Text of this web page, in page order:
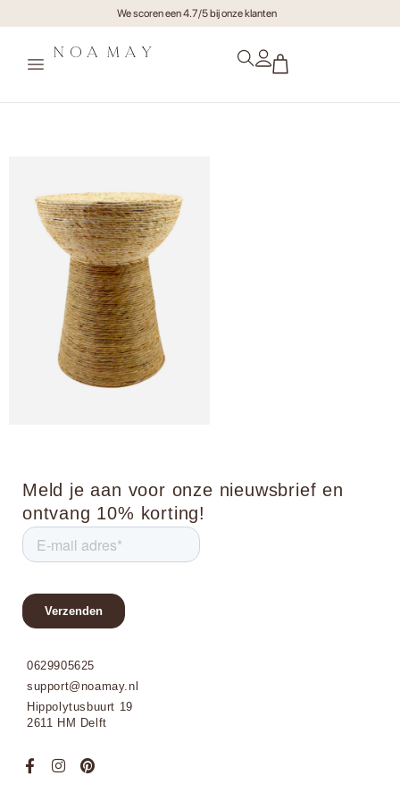
We scoren een 4.7/5 bij onze klanten
Meld je aan voor onze nieuwsbrief en
ontvang 10% korting!
0629905625
support@noamay.nl
Hippolytusbuurt 19
2611 HM Delft